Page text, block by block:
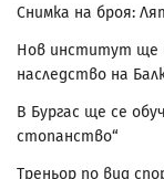
Снимка на броя:
Нов институт ще
наследство на
В Бургас ще се
стопанство“
Треньор по вид